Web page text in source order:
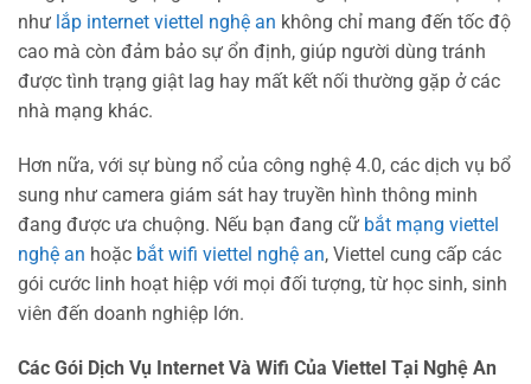
như lắp internet viettel nghệ an không chỉ mang đến tốc độ
cao mà còn đảm bảo sự ổn định, giúp người dùng tránh
được tình trạng giật lag hay mất kết nối thường gặp ở các
nhà mạng khác.
Hơn nữa, với sự bùng nổ của công nghệ 4.0, các dịch vụ bổ
sung như camera giám sát hay truyền hình thông minh
đang được ưa chuộng. Nếu bạn đang cữ bắt mạng viettel
nghệ an hoặc bắt wifi viettel nghệ an, Viettel cung cấp các
gói cước linh hoạt hiệp với mọi đối tượng, từ học sinh, sinh
viên đến doanh nghiệp lớn.
Các Gói Dịch Vụ Internet Và Wifi Của Viettel Tại Nghệ An